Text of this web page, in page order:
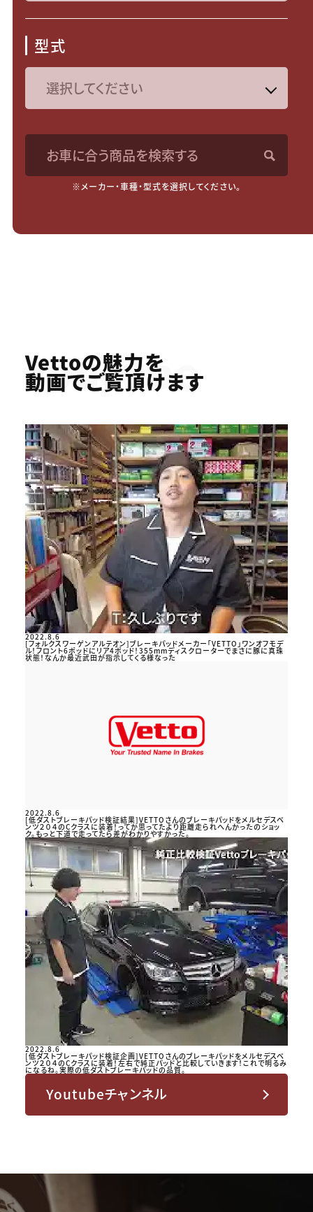
型式
お車に合う商品を検索する
※メーカー・車種・型式を選択してください。
Youtube
Vettoの魅力を
動画でご覧頂けます
2022.8.6
[フォルクスワーゲンアルテオン]ブレーキパッドメーカー「VETTO」ワンオフモデ
ル！フロント6ポッドにリア4ポッド！355mmディスクローターでまさに豚に真珠
状態！なんか最近武田が指示してくる様なった
2022.8.6
[低ダストブレーキパッド検証結果]VETTOさんのブレーキパッドをメルセデスベ
ンツ２０４のCクラスに装着！ってか思ってたより距離走られへんかったのショッ
ク。もっと下道で走ってたら差がわかりやすかった。
2022.8.6
[低ダストブレーキパッド検証企画]VETTOさんのブレーキパッドをメルセデスベ
ンツ２０４のCクラスに装着！左右で純正パッドと比較していきます！これで明るみ
になるね。実際の低ダストブレーキパッドの品質。
Youtubeチャンネル